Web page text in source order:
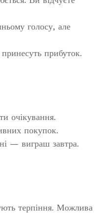
голосу, але
прибуток.
очікування.
покупок.
— виграш завтра.
терпіння. Можлива